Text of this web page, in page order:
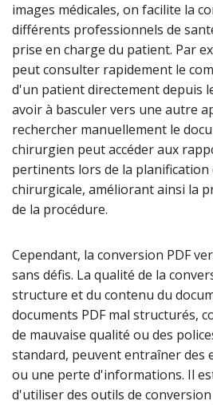
images médicales, on facilite la
différents professionnels de
prise en charge du patient. Par
peut consulter rapidement le
d'un patient directement depuis
avoir à basculer vers une autre
rechercher manuellement le
chirurgien peut accéder aux
pertinents lors de la
chirurgicale, améliorant ainsi la
de la procédure.
Cependant, la conversion PDF
sans défis. La qualité de la
structure et du contenu du
documents PDF mal structurés,
de mauvaise qualité ou des
standard, peuvent entraîner des
ou une perte d'informations. Il
d'utiliser des outils de